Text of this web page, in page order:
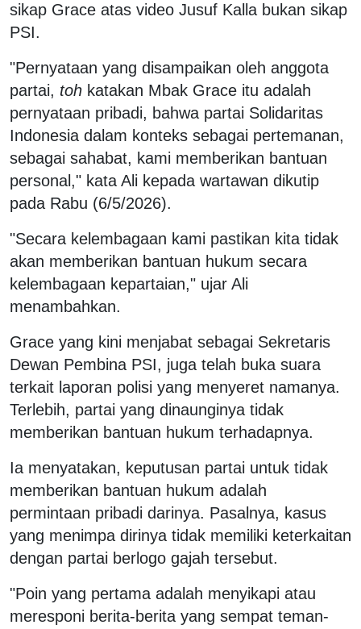
sikap Grace atas video Jusuf Kalla bukan sikap
PSI.
"Pernyataan yang disampaikan oleh anggota
partai, toh katakan Mbak Grace itu adalah
pernyataan pribadi, bahwa partai Solidaritas
Indonesia dalam konteks sebagai pertemanan,
sebagai sahabat, kami memberikan bantuan
personal," kata Ali kepada wartawan dikutip
pada Rabu (6/5/2026).
"Secara kelembagaan kami pastikan kita tidak
akan memberikan bantuan hukum secara
kelembagaan kepartaian," ujar Ali
menambahkan.
Grace yang kini menjabat sebagai Sekretaris
Dewan Pembina PSI, juga telah buka suara
terkait laporan polisi yang menyeret namanya.
Terlebih, partai yang dinaunginya tidak
memberikan bantuan hukum terhadapnya.
Ia menyatakan, keputusan partai untuk tidak
memberikan bantuan hukum adalah
permintaan pribadi darinya. Pasalnya, kasus
yang menimpa dirinya tidak memiliki keterkaitan
dengan partai berlogo gajah tersebut.
"Poin yang pertama adalah menyikapi atau
meresponi berita-berita yang sempat teman-